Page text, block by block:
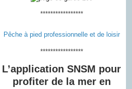
*****************
Pêche à pied professionnelle et de loisir
*****************
L’application SNSM pour
profiter de la mer en